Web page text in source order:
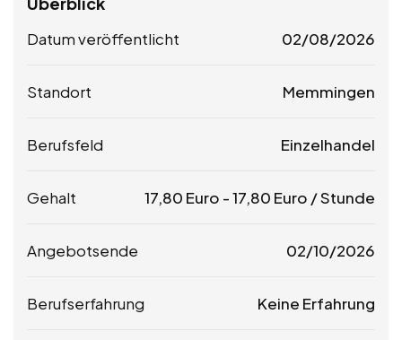
Datum veröffentlicht 02/08/2026
Standort Memmingen
Berufsfeld Einzelhandel
Gehalt 17,80 Euro -17,80 Euro / Stunde
Angebotsende 02/10/2026
Berufserfahrung Keine Erfahrung